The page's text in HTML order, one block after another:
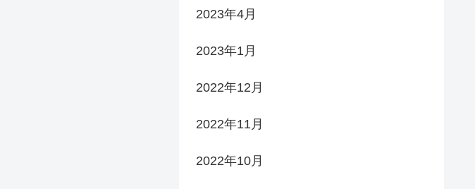
2023年4月
2023年1月
2022年12月
2022年11月
2022年10月